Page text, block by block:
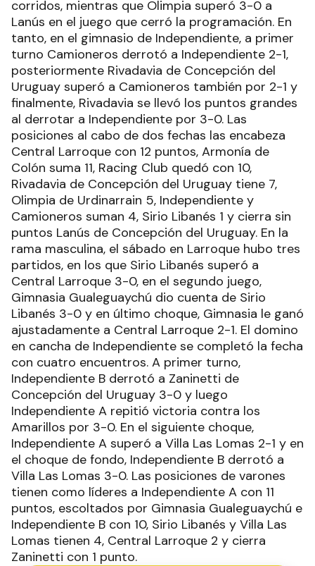
corridos, mientras que Olimpia superó 3-0 a
Lanús en el juego que cerró la programación. En
tanto, en el gimnasio de Independiente, a primer
turno Camioneros derrotó a Independiente 2-1,
posteriormente Rivadavia de Concepción del
Uruguay superó a Camioneros también por 2-1 y
finalmente, Rivadavia se llevó los puntos grandes
al derrotar a Independiente por 3-0. Las
posiciones al cabo de dos fechas las encabeza
Central Larroque con 12 puntos, Armonía de
Colón suma 11, Racing Club quedó con 10,
Rivadavia de Concepción del Uruguay tiene 7,
Olimpia de Urdinarrain 5, Independiente y
Camioneros suman 4, Sirio Libanés 1 y cierra sin
puntos Lanús de Concepción del Uruguay. En la
rama masculina, el sábado en Larroque hubo tres
partidos, en los que Sirio Libanés superó a
Central Larroque 3-0, en el segundo juego,
Gimnasia Gualeguaychú dio cuenta de Sirio
Libanés 3-0 y en último choque, Gimnasia le ganó
ajustadamente a Central Larroque 2-1. El domino
en cancha de Independiente se completó la fecha
con cuatro encuentros. A primer turno,
Independiente B derrotó a Zaninetti de
Concepción del Uruguay 3-0 y luego
Independiente A repitió victoria contra los
Amarillos por 3-0. En el siguiente choque,
Independiente A superó a Villa Las Lomas 2-1 y en
el choque de fondo, Independiente B derrotó a
Villa Las Lomas 3-0. Las posiciones de varones
tienen como líderes a Independiente A con 11
puntos, escoltados por Gimnasia Gualeguaychú e
Independiente B con 10, Sirio Libanés y Villa Las
Lomas tienen 4, Central Larroque 2 y cierra
Zaninetti con 1 punto.